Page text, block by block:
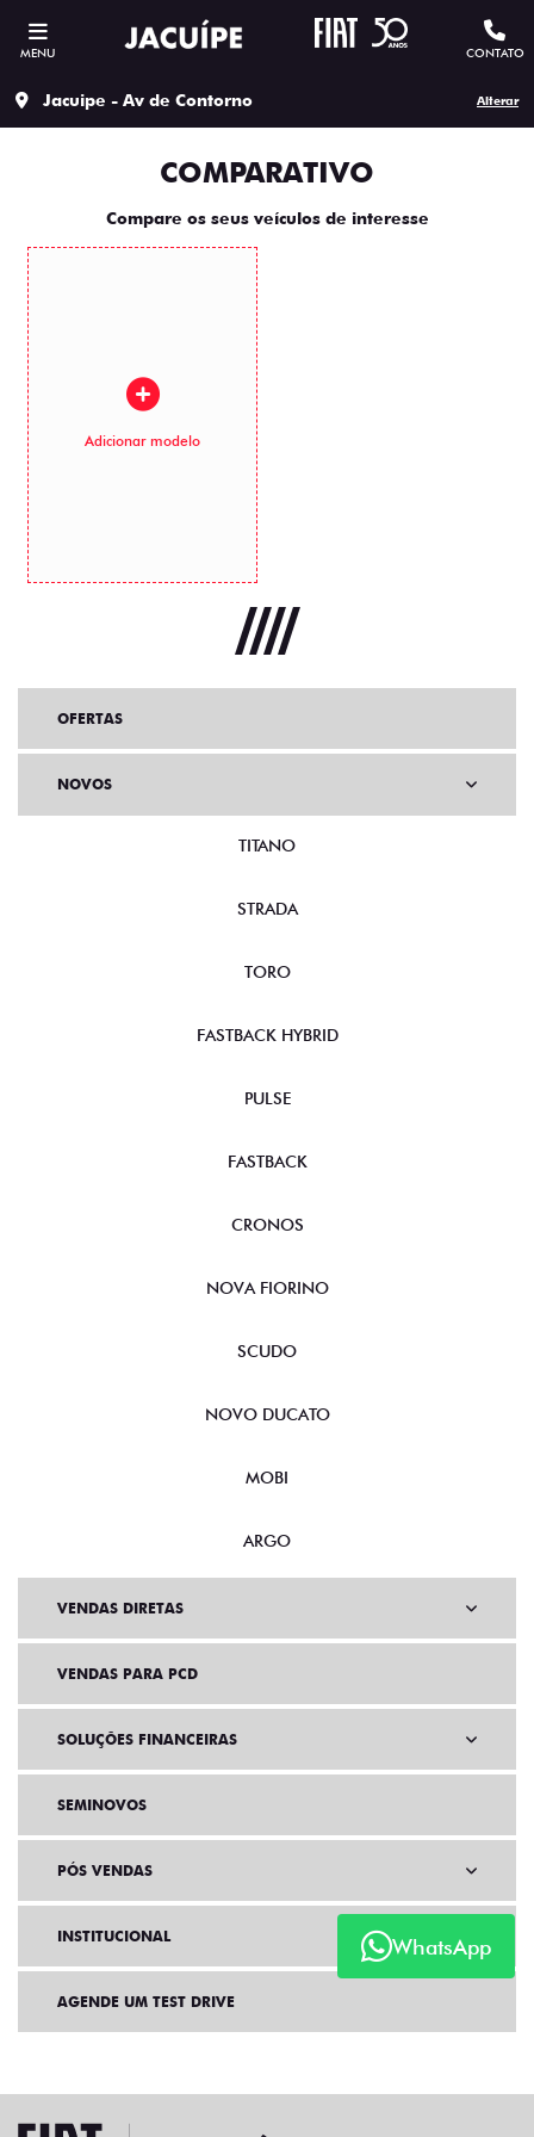
MENU CONTATO
Jacuipe - Av de Contorno Alterar
COMPARATIVO
Compare os seus veículos de interesse
Adicionar modelo
WhatsApp
OFERTAS
NOVOS
TITANO
STRADA
TORO
FASTBACK HYBRID
PULSE
FASTBACK
CRONOS
NOVA FIORINO
SCUDO
NOVO DUCATO
MOBI
ARGO
VENDAS DIRETAS
VENDAS PARA PCD
SOLUÇÕES FINANCEIRAS
SEMINOVOS
PÓS VENDAS
INSTITUCIONAL
AGENDE UM TEST DRIVE